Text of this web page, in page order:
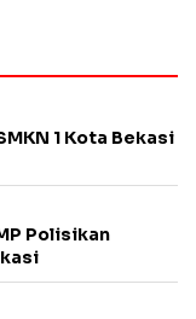
1 Kota Bekasi
Polisikan